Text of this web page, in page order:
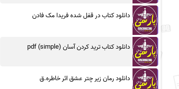
دانلود کتاب در قفل شده فریدا مک فادن
دانلود کتاب ترید کردن آسان (simple) pdf
دانلود رمان زیر چتر عشق اثر خاطره.ق